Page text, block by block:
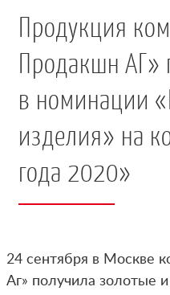
Продукция
Продакшн АГ»
в номинации
изделия» на
года 2020»
24 сентября в Москве
Аг» получила золотые